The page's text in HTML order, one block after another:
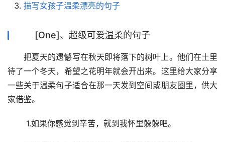
描写女孩子温柔漂亮的句子
[One]、超级可爱温柔的句子
把夏天的遗憾写在秋天即将落下的树叶上。他们在土里
待了一个冬天，希望之花明年就会开出来。这里给大家分享
一些关于温柔句子适合在那一天发到空间或朋友圈里，供大
家借鉴。
1.如果你感觉到辛苦，就到我怀里躲躲吧。